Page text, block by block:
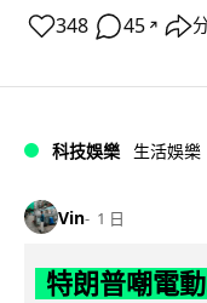
348 45 ↗
科技娛樂 生活娛樂
Vin 1 日
特朗普嘲電